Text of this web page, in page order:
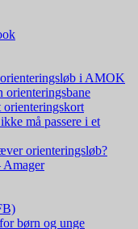
i AMOK
må passere i et
orienteringsløb?
børn og unge